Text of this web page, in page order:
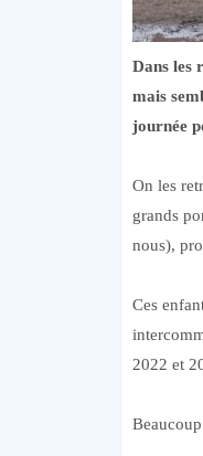
Dans les
mais
journée
On les
grands
nous),
Ces
2022 et